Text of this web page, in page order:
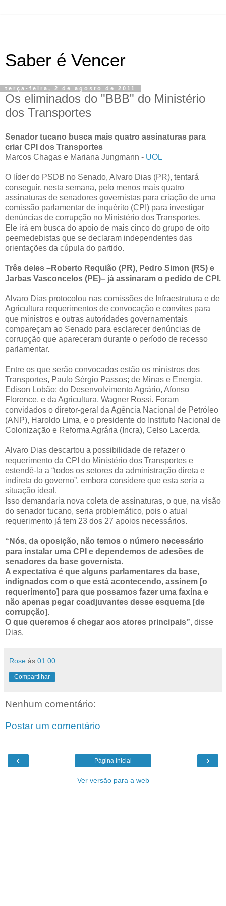
Saber é Vencer
terça-feira, 2 de agosto de 2011
Os eliminados do "BBB" do Ministério
dos Transportes
Senador tucano busca mais quatro assinaturas para
criar CPI dos Transportes
Marcos Chagas e Mariana Jungmann - UOL
O líder do PSDB no Senado, Alvaro Dias (PR), tentará
conseguir, nesta semana, pelo menos mais quatro
assinaturas de senadores governistas para criação de uma
comissão parlamentar de inquérito (CPI) para investigar
denúncias de corrupção no Ministério dos Transportes.
Ele irá em busca do apoio de mais cinco do grupo de oito
peemedebistas que se declaram independentes das
orientações da cúpula do partido.
Três deles –Roberto Requião (PR), Pedro Simon (RS) e
Jarbas Vasconcelos (PE)– já assinaram o pedido de CPI.
Alvaro Dias protocolou nas comissões de Infraestrutura e de
Agricultura requerimentos de convocação e convites para
que ministros e outras autoridades governamentais
compareçam ao Senado para esclarecer denúncias de
corrupção que apareceram durante o período de recesso
parlamentar.
Entre os que serão convocados estão os ministros dos
Transportes, Paulo Sérgio Passos; de Minas e Energia,
Edison Lobão; do Desenvolvimento Agrário, Afonso
Florence, e da Agricultura, Wagner Rossi. Foram
convidados o diretor-geral da Agência Nacional de Petróleo
(ANP), Haroldo Lima, e o presidente do Instituto Nacional de
Colonização e Reforma Agrária (Incra), Celso Lacerda.
Alvaro Dias descartou a possibilidade de refazer o
requerimento da CPI do Ministério dos Transportes e
estendê-la a “todos os setores da administração direta e
indireta do governo”, embora considere que esta seria a
situação ideal.
Isso demandaria nova coleta de assinaturas, o que, na visão
do senador tucano, seria problemático, pois o atual
requerimento já tem 23 dos 27 apoios necessários.
“Nós, da oposição, não temos o número necessário
para instalar uma CPI e dependemos de adesões de
senadores da base governista.
A expectativa é que alguns parlamentares da base,
indignados com o que está acontecendo, assinem [o
requerimento] para que possamos fazer uma faxina e
não apenas pegar coadjuvantes desse esquema [de
corrupção].
O que queremos é chegar aos atores principais”, disse
Dias.
Rose às 01:00
Compartilhar
Nenhum comentário:
Postar um comentário
‹ ›
Página inicial
Ver versão para a web